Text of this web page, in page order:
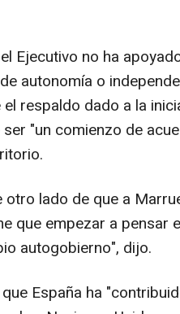
Ejecutivo no ha
autonomía o
respaldo dado a la
"un comienzo de
otro lado de que a
que empezar a pensar
autogobierno", dijo.
España ha